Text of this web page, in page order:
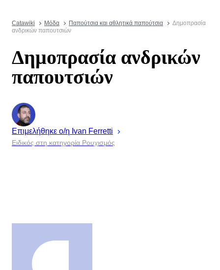
Catawiki Μόδα Παπούτσια και αθλητικά παπούτσια
Δημοπρασία
ανδρικών παπουτσιών
Δημοπρασία ανδρικών
παπουτσιών
Επιμελήθηκε ο/η Ivan Ferretti
Ειδικός στη κατηγορία Ρουχισμός